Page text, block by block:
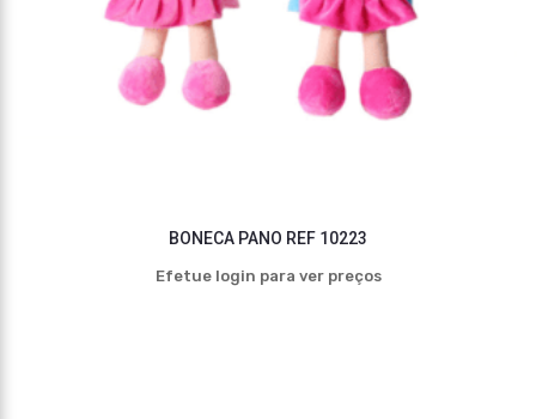
BONECA PANO REF 10223
Efetue login para ver preços